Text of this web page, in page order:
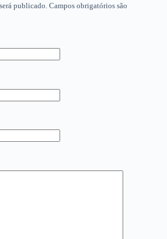
publicado. Campos obrigatórios são